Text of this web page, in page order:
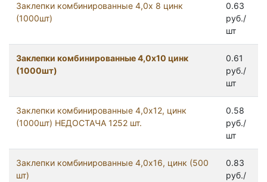
Заклепки комбинированные 4,0x 8 цинк
(1000шт)
0.63
руб./
шт
Заклепки комбинированные 4,0х10 цинк
(1000шт)
0.61
руб./
шт
Заклепки комбинированные 4,0х12, цинк
(1000шт) НЕДОСТАЧА 1252 шт.
0.58
руб./
шт
Заклепки комбинированные 4,0х16, цинк (500
шт)
0.83
руб./